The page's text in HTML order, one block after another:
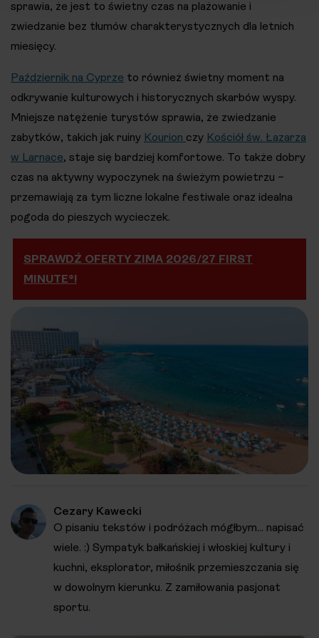
sprawia, że jest to świetny czas na plażowanie i
zwiedzanie bez tłumów charakterystycznych dla letnich
miesięcy.
Październik na Cyprze to również świetny moment na
odkrywanie kulturowych i historycznych skarbów wyspy.
Mniejsze natężenie turystów sprawia, że zwiedzanie
zabytków, takich jak ruiny Kourion czy Kościół św. Łazarza
w Larnace, staje się bardziej komfortowe. To także dobry
czas na aktywny wypoczynek na świeżym powietrzu –
przemawiają za tym liczne lokalne festiwale oraz idealna
pogoda do pieszych wycieczek.
SPRAWDŹ OFERTY ZIMA 2026/27 FIRST
MINUTE®!
Cezary Kawecki
O pisaniu tekstów i podróżach mógłbym... napisać
wiele. :) Sympatyk bałkańskiej i włoskiej kultury i
kuchni, eksplorator, miłośnik przemieszczania się
w dowolnym kierunku. Z zamiłowania pasjonat
sportu.